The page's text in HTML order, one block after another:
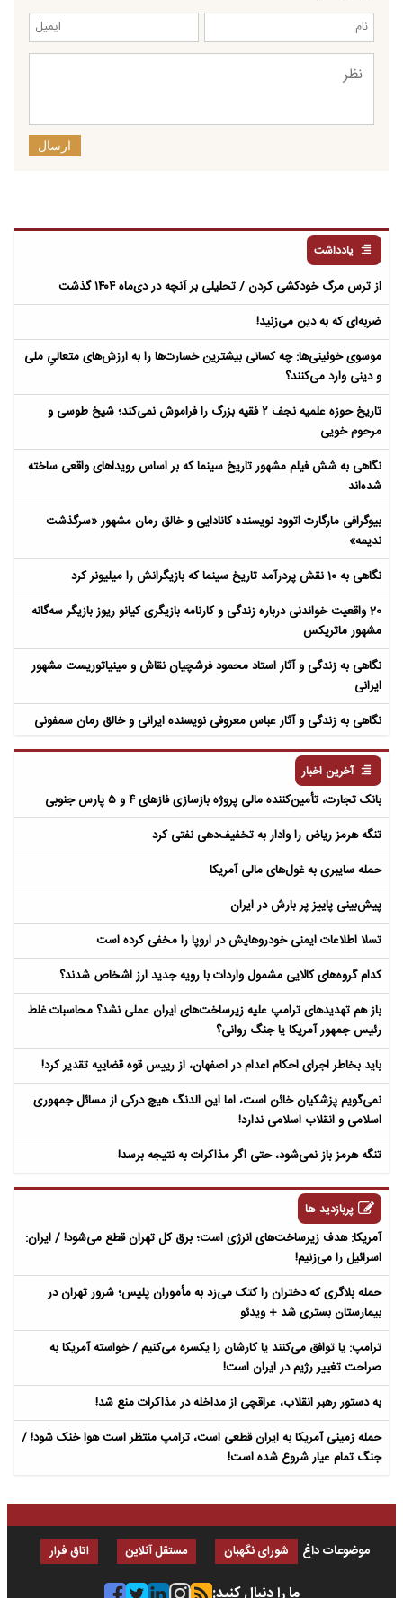
ارسال
یادداشت
از ترس مرگ خودکشی کردن / تحلیلی بر آنچه در دی‌ماه ۱۴۰۴ گذشت
ضربه‌ای که به دین می‌زنید!
موسوی خوئینی‌ها: چه کسانی بیشترین خسارت‌ها را به ارزش‌های متعالیِ ملی
و دینی وارد می‌کنند؟
تاریخ حوزه علمیه نجف ۲ فقیه بزرگ را فراموش نمی‌کند؛ شیخ طوسی و
مرحوم خویی
نگاهی به شش فیلم مشهور تاریخ سینما که بر اساس رویداهای واقعی ساخته
شده‌اند
بیوگرافی مارگارت اتوود نویسنده کانادایی و خالق رمان مشهور «سرگذشت
ندیمه»
نگاهی به 10 نقش پردرآمد تاریخ سینما که بازیگرانش را میلیونر کرد
20 واقعیت خواندنی درباره زندگی و کارنامه بازیگری کیانو ریوز بازیگر سه‌گانه
مشهور ماتریکس
نگاهی به زندگی و آثار استاد محمود فرشچیان نقاش و مینیاتوریست مشهور
ایرانی
نگاهی به زندگی و آثار عباس معروفی نویسنده ایرانی و خالق رمان سمفونی
آخرین اخبار
بانک تجارت، تأمین‌کننده مالی پروژه بازسازی فازهای ۴ و ۵ پارس جنوبی
تنگه هرمز ریاض را وادار به تخفیف‌دهی نفتی کرد
حمله سایبری به غول‌های مالی آمریکا
پیش‌بینی پاییز پر بارش در ایران
تسلا اطلاعات ایمنی خودروهایش در اروپا را مخفی کرده است
کدام گروه‌های کالایی مشمول واردات با رویه جدید ارز اشخاص شدند؟
باز هم تهدیدهای ترامپ علیه زیرساخت‌های ایران عملی نشد؟ محاسبات غلط
رئیس جمهور آمریکا یا جنگ روانی؟
باید بخاطر اجرای احکام اعدام در اصفهان، از رییس قوه قضاییه تقدیر کرد!
نمی‌گویم پزشکیان خائن است، اما این الدنگ هیچ درکی از مسائل جمهوری
اسلامی و انقلاب اسلامی ندارد!
تنگه هرمز باز نمی‌شود، حتی اگر مذاکرات به نتیجه برسد!
پربازدید ها
آمریکا: هدف زیرساخت‌های انرژی است؛ برق کل تهران قطع می‌شود! / ایران:
اسرائیل را می‌زنیم!
حمله بلاگری که دختران را کتک می‌زد به مأموران پلیس؛ شرور تهران در
بیمارستان بستری شد + ویدئو
ترامپ: یا توافق می‌کنند یا کارشان را یکسره می‌کنیم / خواسته آمریکا به
صراحت تغییر رژیم در ایران است!
به دستور رهبر انقلاب، عراقچی از مداخله در مذاکرات منع شد!
حمله زمینی آمریکا به ایران قطعی است، ترامپ منتظر است هوا خنک شود! /
جنگ تمام عیار شروع شده است!
موضوعات داغ شورای نگهبان مستقل آنلاین اتاق فرار